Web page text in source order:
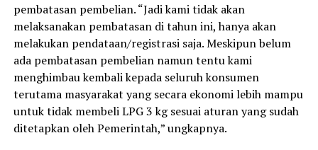
pembatasan pembelian. “Jadi kami tidak akan
melaksanakan pembatasan di tahun ini, hanya akan
melakukan pendataan/registrasi saja. Meskipun belum
ada pembatasan pembelian namun tentu kami
menghimbau kembali kepada seluruh konsumen
terutama masyarakat yang secara ekonomi lebih mampu
untuk tidak membeli LPG 3 kg sesuai aturan yang sudah
ditetapkan oleh Pemerintah,” ungkapnya.